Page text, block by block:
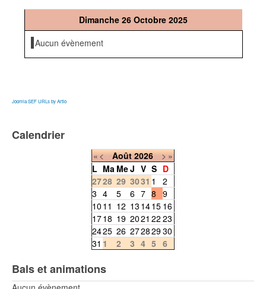
Dimanche 26 Octobre 2025
Aucun évènement
Joomla SEF URLs by Artio
Calendrier
«< Août 2026 >»
L Ma MeJ V S D
2728 29 3031 1
2
3 4 5 6 7 8 9
10 11 12 13 1415 16
1718 19 2021 22 23
2425 26 27282930
31 1 2 3 4 5 6
Bals et animations